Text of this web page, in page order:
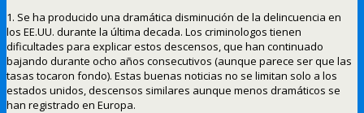
1. Se ha producido una dramática disminución de la delincuencia en
los EE.UU. durante la última decada. Los criminologos tienen
dificultades para explicar estos descensos, que han continuado
bajando durante ocho años consecutivos (aunque parece ser que las
tasas tocaron fondo). Estas buenas noticias no se limitan solo a los
estados unidos, descensos similares aunque menos dramáticos se
han registrado en Europa.